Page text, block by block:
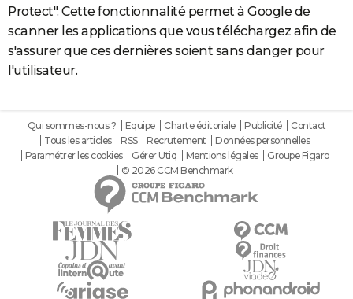
Protect". Cette fonctionnalité permet à Google de
scanner les applications que vous téléchargez afin de
s'assurer que ces dernières soient sans danger pour
l'utilisateur.
Qui sommes-nous ? Equipe Charte éditoriale Publicité
Contact
Tous les articles
RSS Recrutement
Données personnelles
Paramétrer les cookies
Gérer Utiq Mentions légales
Groupe Figaro
© 2026 CCM Benchmark